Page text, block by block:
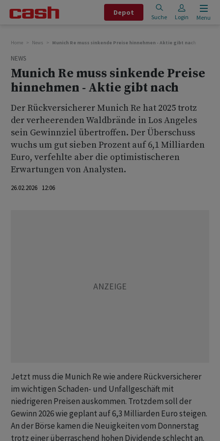
Depot
Suche Login Menu
Home News Munich Re muss sinkende Preise hinnehmen - Aktie gibt nach
NEWS
Munich Re muss sinkende Preise
hinnehmen - Aktie gibt nach
Der Rückversicherer Munich Re hat 2025 trotz
der verheerenden Waldbrände in Los Angeles
sein Gewinnziel übertroffen. Der Überschuss
wuchs um gut sieben Prozent auf 6,1 Milliarden
Euro, verfehlte aber die optimistischeren
Erwartungen von Analysten.
26.02.2026 12:06
Jetzt muss die Munich Re wie andere Rückversicherer
im wichtigen Schaden- und Unfallgeschäft mit
niedrigeren Preisen auskommen. Trotzdem soll der
Gewinn 2026 wie geplant auf 6,3 Milliarden Euro steigen.
An der Börse kamen die Neuigkeiten vom Donnerstag
trotz einer überraschend hohen Dividende schlecht an.